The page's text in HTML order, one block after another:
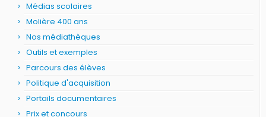
Médias scolaires
Molière 400 ans
Nos médiathèques
Outils et exemples
Parcours des élèves
Politique d'acquisition
Portails documentaires
Prix et concours